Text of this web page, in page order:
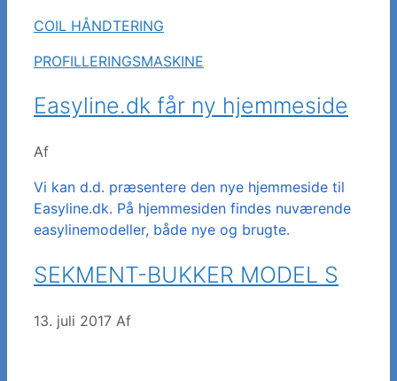
COIL HÅNDTERING
PROFILLERINGSMASKINE
Easyline.dk får ny hjemmeside
Af
Vi kan d.d. præsentere den nye hjemmeside til
Easyline.dk. På hjemmesiden findes nuværende
easylinemodeller, både nye og brugte.
SEKMENT-BUKKER MODEL S
13. juli 2017 Af